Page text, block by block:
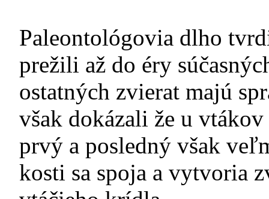
Paleontológovia dlho
prežili až do éry
ostatných zvierat majú
však dokázali že u
prvý a posledný však
kosti sa spoja a vytvoria